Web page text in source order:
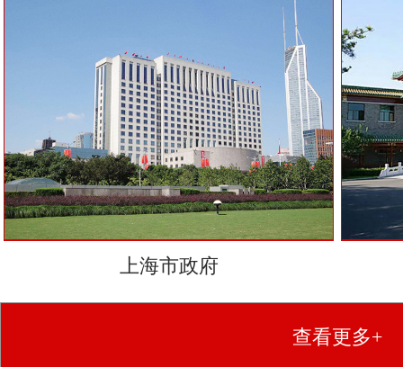
上海市政府
查看更多+